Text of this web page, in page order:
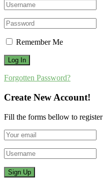
Remember Me
Forgotten Password?
Create New Account!
Fill the forms bellow to register